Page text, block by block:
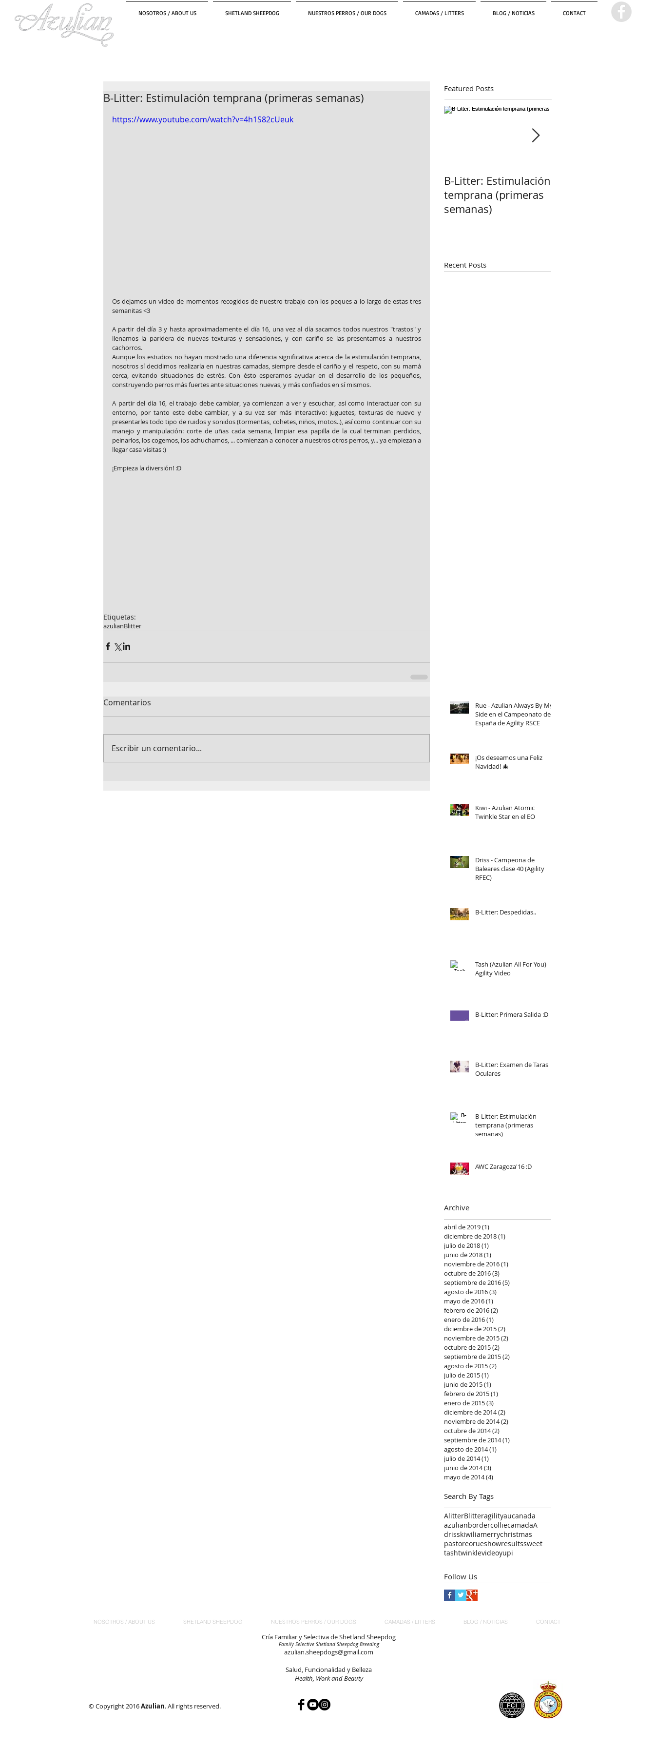
NOSOTROS / ABOUT US SHETLAND SHEEPDOG NUESTROS PERROS / OUR DOGS CAMADAS / LITTERS BLOG / NOTICIAS CONTACT
B-Litter: Estimulación temprana (primeras semanas)
https://www.youtube.com/watch?v=4h1S82cUeuk
Os dejamos un vídeo de momentos recogidos de nuestro trabajo con los peques a lo largo de estas tres
semanitas <3
A partir del día 3 y hasta aproximadamente el día 16, una vez al día sacamos todos nuestros "trastos" y
llenamos la paridera de nuevas texturas y sensaciones, y con cariño se las presentamos a nuestros
cachorros.
Aunque los estudios no hayan mostrado una diferencia significativa acerca de la estimulación temprana,
nosotros sí decidimos realizarla en nuestras camadas, siempre desde el cariño y el respeto, con su mamá
cerca, evitando situaciones de estrés. Con ésto esperamos ayudar en el desarrollo de los pequeños,
construyendo perros más fuertes ante situaciones nuevas, y más confiados en sí mismos.
A partir del día 16, el trabajo debe cambiar, ya comienzan a ver y escuchar, así como interactuar con su
entorno, por tanto este debe cambiar, y a su vez ser más interactivo: juguetes, texturas de nuevo y
presentarles todo tipo de ruidos y sonidos (tormentas, cohetes, niños, motos..), así como continuar con su
manejo y manipulación: corte de uñas cada semana, limpiar esa papilla de la cual terminan perdidos,
peinarlos, los cogemos, los achuchamos, ... comienzan a conocer a nuestros otros perros, y... ya empiezan a
llegar casa visitas :)
¡Empieza la diversión! :D
Etiquetas:
azulianBlitter
Comentarios
Escribir un comentario...
Featured Posts
B-Litter: Estimulación
temprana (primeras
semanas)
Recent Posts
Rue - Azulian Always By My
Side en el Campeonato de
España de Agility RSCE
¡Os deseamos una Feliz
Navidad! 🎄
Kiwi - Azulian Atomic
Twinkle Star en el EO
Driss - Campeona de
Baleares clase 40 (Agility
RFEC)
B-Litter: Despedidas..
Tash (Azulian All For You)
Agility Video
B-Litter: Primera Salida :D
B-Litter: Examen de Taras
Oculares
B-Litter: Estimulación
temprana (primeras
semanas)
AWC Zaragoza'16 :D
Archive
abril de 2019(1)
diciembre de 2018(1)
julio de 2018(1)
junio de 2018(1)
noviembre de 2016(1)
octubre de 2016(3)
septiembre de 2016(5)
agosto de 2016(3)
mayo de 2016(1)
febrero de 2016(2)
enero de 2016(1)
diciembre de 2015(2)
noviembre de 2015(2)
octubre de 2015(2)
septiembre de 2015(2)
agosto de 2015(2)
julio de 2015(1)
junio de 2015(1)
febrero de 2015(1)
enero de 2015(3)
diciembre de 2014(2)
noviembre de 2014(2)
octubre de 2014(2)
septiembre de 2014(1)
agosto de 2014(1)
julio de 2014(1)
junio de 2014(3)
mayo de 2014(4)
Search By Tags
AlitterBlitteragilityaucanada
azulianbordercolliecamadaA
drisskiwiliamerrychristmas
pastoreorueshowresultssweet
tashtwinklevideoyupi
Follow Us
NOSOTROS / ABOUT US SHETLAND SHEEPDOG NUESTROS PERROS / OUR DOGS CAMADAS / LITTERS BLOG / NOTICIAS CONTACT
Cría Familiar y Selectiva de Shetland Sheepdog
Family Selective Shetland Sheepdog Breeding
azulian.sheepdogs@gmail.com
Salud, Funcionalidad y Belleza
Health, Work and Beauty
© Copyright 2016Azulian. All rights reserved.